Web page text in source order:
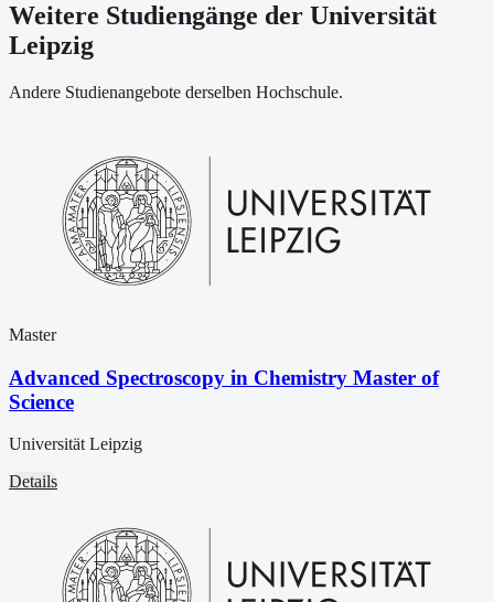
Weitere Studiengänge der Universität
Leipzig
Andere Studienangebote derselben Hochschule.
Master
Advanced Spectroscopy in Chemistry Master of
Science
Universität Leipzig
Details